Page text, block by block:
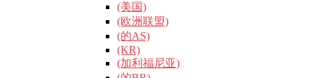
(美国)
(欧洲联盟)
(的AS)
(KR)
(加利福尼亚)